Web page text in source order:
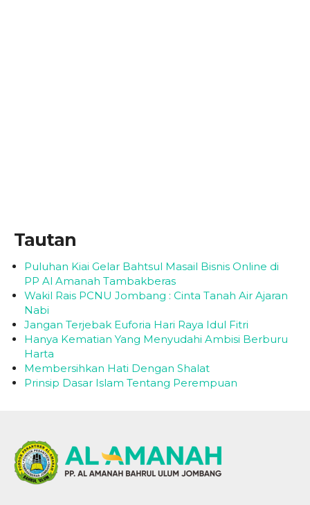
Tautan
Puluhan Kiai Gelar Bahtsul Masail Bisnis Online di
PP Al Amanah Tambakberas
Wakil Rais PCNU Jombang : Cinta Tanah Air Ajaran
Nabi
Jangan Terjebak Euforia Hari Raya Idul Fitri
Hanya Kematian Yang Menyudahi Ambisi Berburu
Harta
Membersihkan Hati Dengan Shalat
Prinsip Dasar Islam Tentang Perempuan